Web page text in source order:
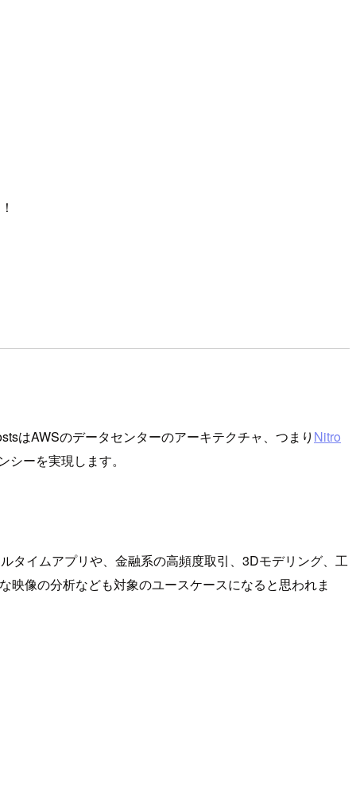
はAWSのデータセンターのアーキテクチャ、つまり Nitro
ーを実現します。
タイムアプリや、金融系の高頻度取引、3Dモデリング、工
像の分析なども対象のユースケースになると思われま